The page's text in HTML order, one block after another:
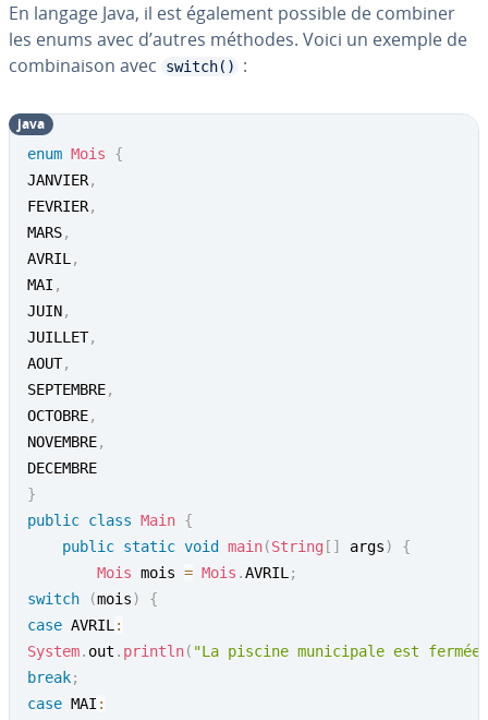
En langage Java, il est également possible de combiner
les enums avec d’autres méthodes. Voici un exemple de
com­bi­nai­son avec
switch() :
enum Mois
{
JANVIER,
FEVRIER,
MARS,
AVRIL ,
MAI ,
JUIN,
JUILLET,
AOUT,
SEPTEMBRE,
OCTOBRE,
NOVEMBRE,
}
public class Main {
public static void main(String [ ] args)
{
Mois mois = Mois .AVRIL ;
switch
(mois)
{
case AVRIL :
System. out . println( "La piscine municipale est
break;
case MAI :
java